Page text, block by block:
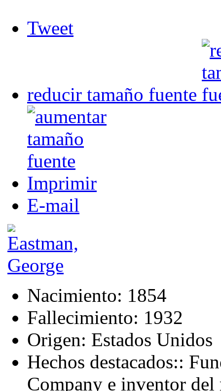
Tweet
reducir tamaño fuente
Imprimir
E-mail
Nacimiento: 1854
Fallecimiento: 1932
Origen: Estados Unidos
Hechos destacados::
Company e inventor